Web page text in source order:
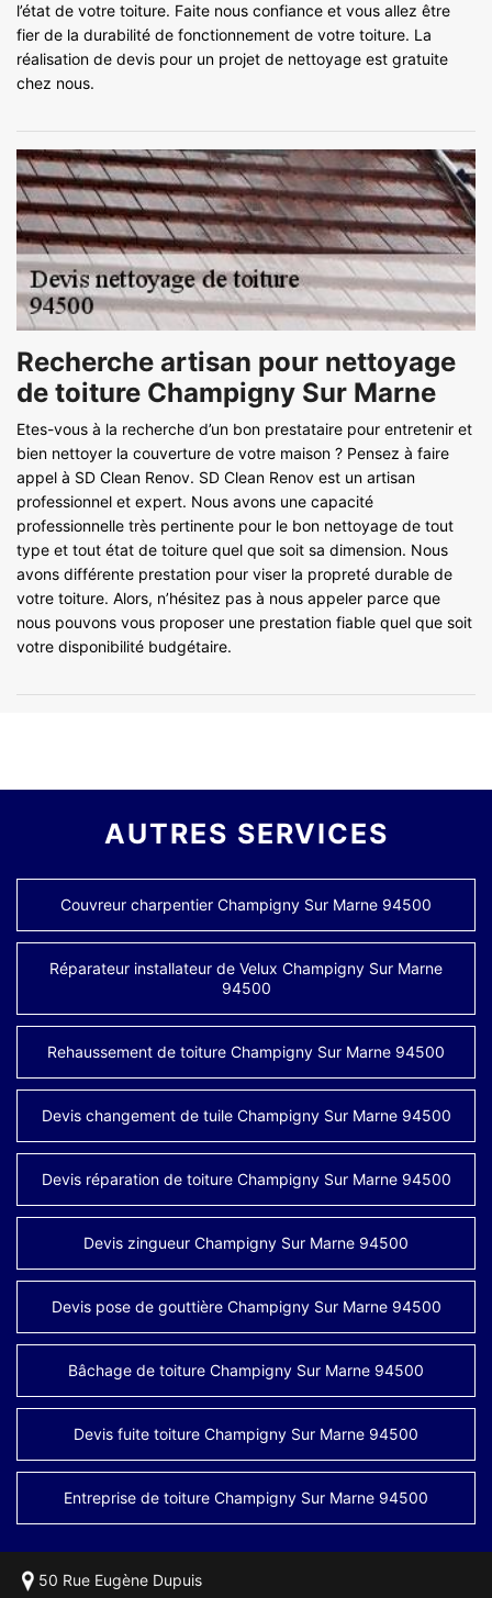
l’état de votre toiture. Faite nous confiance et vous allez être
fier de la durabilité de fonctionnement de votre toiture. La
réalisation de devis pour un projet de nettoyage est gratuite
chez nous.
Recherche artisan pour nettoyage
de toiture Champigny Sur Marne
Etes-vous à la recherche d’un bon prestataire pour entretenir et
bien nettoyer la couverture de votre maison ? Pensez à faire
appel à SD Clean Renov. SD Clean Renov est un artisan
professionnel et expert. Nous avons une capacité
professionnelle très pertinente pour le bon nettoyage de tout
type et tout état de toiture quel que soit sa dimension. Nous
avons différente prestation pour viser la propreté durable de
votre toiture. Alors, n’hésitez pas à nous appeler parce que
nous pouvons vous proposer une prestation fiable quel que soit
votre disponibilité budgétaire.
AUTRES SERVICES
Couvreur charpentier Champigny Sur Marne 94500
Réparateur installateur de Velux Champigny Sur Marne
94500
Rehaussement de toiture Champigny Sur Marne 94500
Devis changement de tuile Champigny Sur Marne 94500
Devis réparation de toiture Champigny Sur Marne 94500
Devis zingueur Champigny Sur Marne 94500
Devis pose de gouttière Champigny Sur Marne 94500
Bâchage de toiture Champigny Sur Marne 94500
Devis fuite toiture Champigny Sur Marne 94500
Entreprise de toiture Champigny Sur Marne 94500
50 Rue Eugène Dupuis